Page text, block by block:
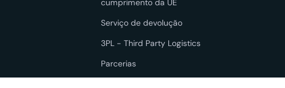
cumprimento da UE
Serviço de devolução
3PL - Third Party Logistics
Parcerias